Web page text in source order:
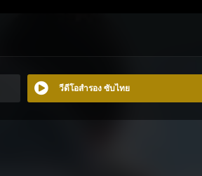
วีดีโอสำรอง ซับไทย